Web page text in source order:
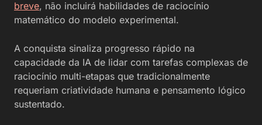
breve, não incluirá habilidades de raciocínio
matemático do modelo experimental.
A conquista sinaliza progresso rápido na
capacidade da IA de lidar com tarefas complexas de
raciocínio multi-etapas que tradicionalmente
requeriam criatividade humana e pensamento lógico
sustentado.